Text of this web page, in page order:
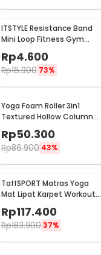
ITSTYLE Resistance Band
Mini Loop Fitness Gym
Yoga Pilates Latex - ITS05
Rp4.600
Rp16.900 73%
Yoga Foam Roller 3in1
Textured Hollow Column
EVA 25.5cm - H0031
Rp50.300
Rp86.900 43%
TaffSPORT Matras Yoga
Mat Lipat Karpet Workout
PROlite 60
Rp117.400
Rp183.900 37%